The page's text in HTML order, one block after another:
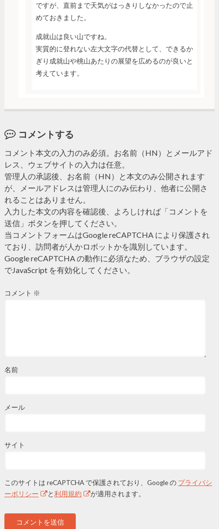
ですが、直前まで天気がはっきりしなかったので止
めておきました。
成就山は良い山ですね。
実質的に登れない左大文字の代替として、できるか
ぎり成就山や桃山あたりの展望を広めるのが良いと
考えています。
コメントする
コメント本文の入力のみ必須。お名前（HN）とメールアド
レス、ウェブサイトの入力は任意。
管理人の承認後、お名前（HN）と本文のみ公開されます
が、メールアドレスは管理人にのみ伝わり、他者に公開さ
れることはありません。
入力した本文の内容を確認後、よろしければ「コメントを
送信」ボタンを押してください。
当コメントフォームはGoogle reCAPTCHA により保護され
ており、訪問者が人かロボットかを識別しています。
Google reCAPTCHA の動作に必須なため、ブラウザの設定
でJavaScript を有効化してください。
コメント ※
名前
メール
サイト
このサイトは reCAPTCHA で保護されており、Google の プライバシ
ーポリシー
と利用規約 が適用されます。